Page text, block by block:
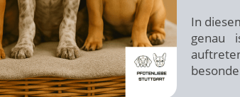
In
genau